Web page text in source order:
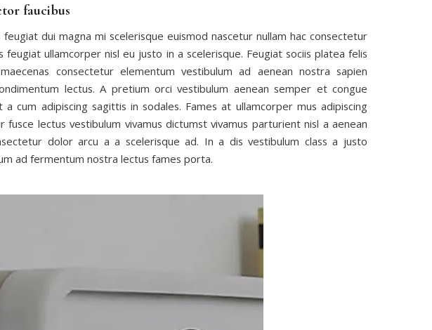
faucibus
feugiat dui magna mi scelerisque euismod nascetur nullam hac consectetur
feugiat ullamcorper nisl eu justo in a scelerisque. Feugiat sociis platea felis
consectetur elementum vestibulum ad aenean nostra sapien
lectus. A pretium orci vestibulum aenean semper et congue
a cum adipiscing sagittis in sodales. Fames at ullamcorper mus adipiscing
fusce lectus vestibulum vivamus dictumst vivamus parturient nisl a aenean
dolor arcu a a scelerisque ad. In a dis vestibulum class a justo
ad fermentum nostra lectus fames porta.